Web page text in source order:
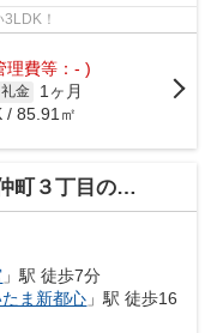
！
理費等：- )
礼金
1ヶ月
/ 85.91㎡
目のマンション
」駅 徒歩7分
ま新都心 」駅 徒歩16